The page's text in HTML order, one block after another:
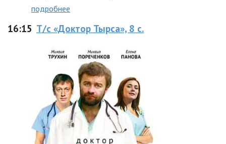
подробнее
16:15 Т/с «Доктор Тырса», 8 с.